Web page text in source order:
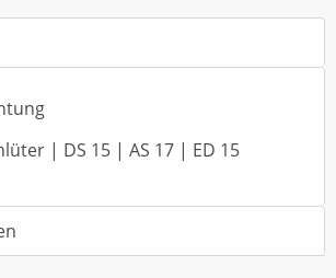
| DS 15 | AS 17 | ED 15